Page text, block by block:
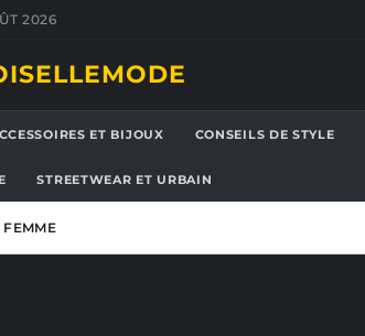
2026
ET BIJOUX CONSEILS DE STYLE
STREETWEAR ET URBAIN
FEMME